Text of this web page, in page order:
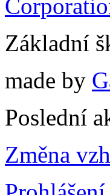
Základní
made by
Poslední
Změna